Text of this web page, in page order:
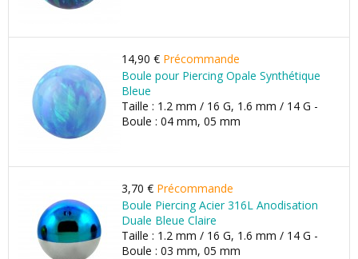
14,90 € Précommande
Boule pour Piercing Opale Synthétique
Bleue
Taille : 1.2 mm / 16 G, 1.6 mm / 14 G -
Boule : 04 mm, 05 mm
3,70 € Précommande
Boule Piercing Acier 316L Anodisation
Duale Bleue Claire
Taille : 1.2 mm / 16 G, 1.6 mm / 14 G -
Boule : 03 mm, 05 mm